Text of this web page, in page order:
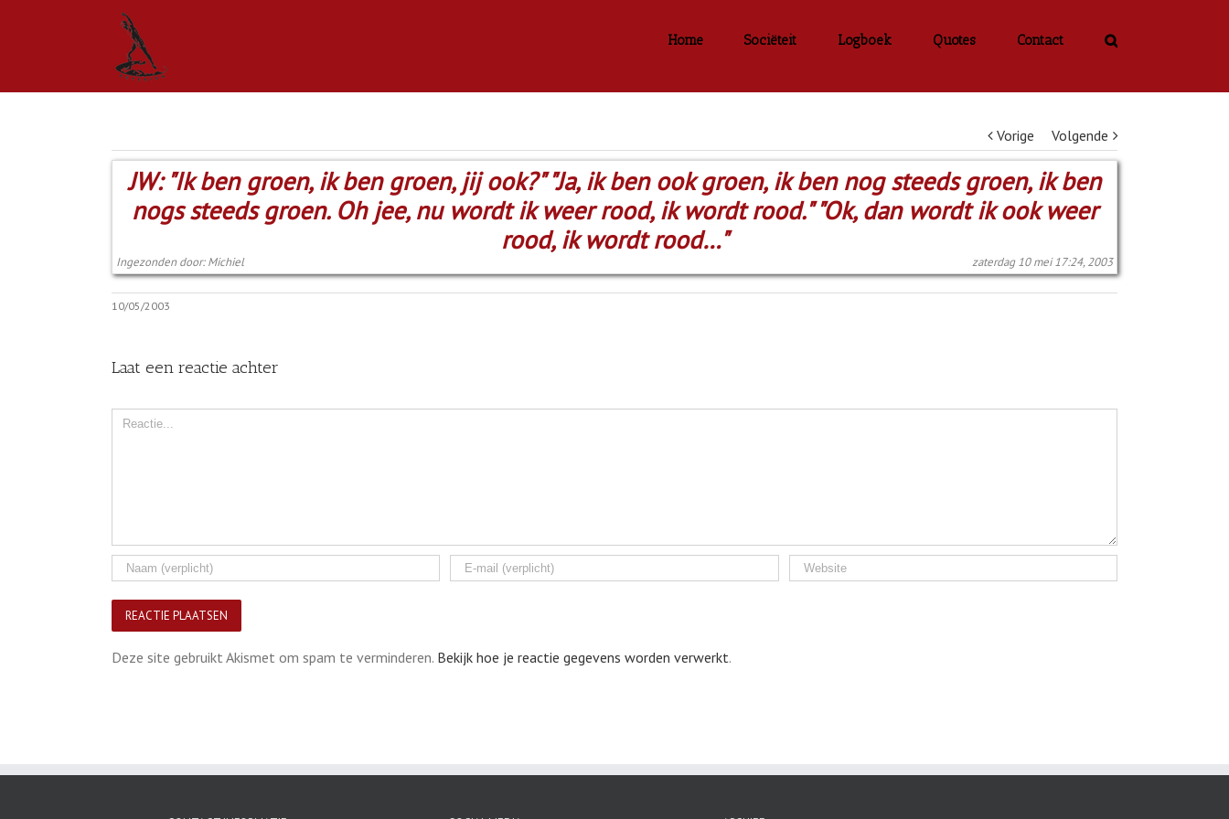
Home Sociëteit Logboek Quotes Contact
Vorige Volgende
JW: "Ik ben groen, ik ben groen, jij ook?" "Ja, ik ben ook groen, ik ben nog steeds groen, ik ben
nogs steeds groen. Oh jee, nu wordt ik weer rood, ik wordt rood." "Ok, dan wordt ik ook weer
rood, ik wordt rood…"
Ingezonden door: Michiel zaterdag 10 mei 17:24, 2003
10/05/2003
Laat een reactie achter
Comment
Deze site gebruikt Akismet om spam te verminderen. Bekijk hoe je reactie gegevens worden verwerkt.